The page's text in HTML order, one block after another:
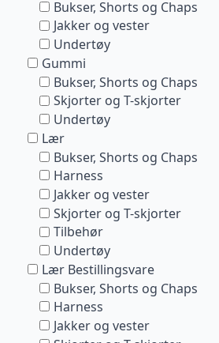
Bukser, Shorts og Chaps
Jakker og vester
Undertøy
Gummi
Bukser, Shorts og Chaps
Skjorter og T-skjorter
Undertøy
Lær
Bukser, Shorts og Chaps
Harness
Jakker og vester
Skjorter og T-skjorter
Tilbehør
Undertøy
Lær Bestillingsvare
Bukser, Shorts og Chaps
Harness
Jakker og vester